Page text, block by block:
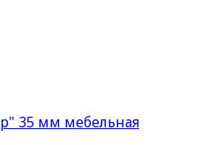
35 мм мебельная